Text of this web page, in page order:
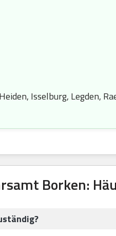
Isselburg, Legden,
Borken: